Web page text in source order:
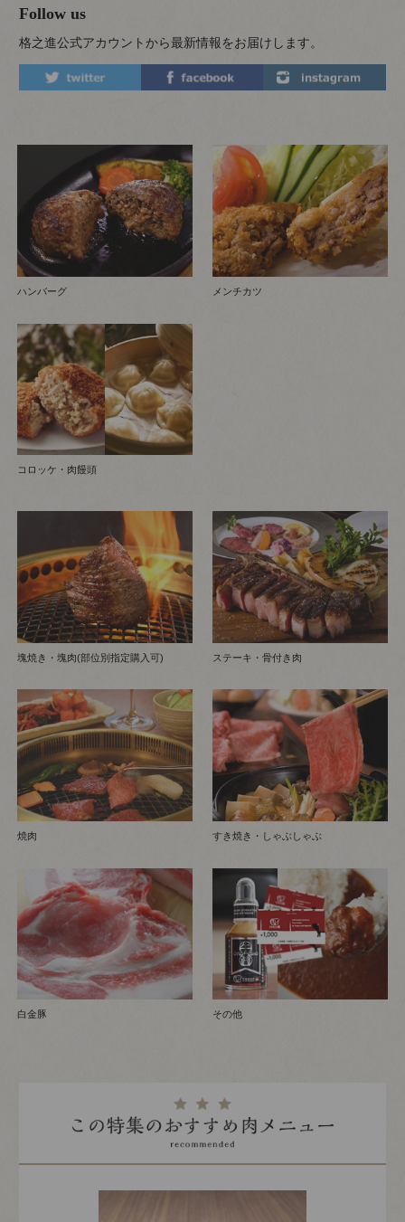
Follow us
格之進公式アカウントから最新情報をお届けします。
ハンバーグ メンチカツ
コロッケ・肉饅頭
塊焼き・塊肉(部位別指定購入可) ステーキ・骨付き肉
焼肉 すき焼き・しゃぶしゃぶ
白金豚 その他